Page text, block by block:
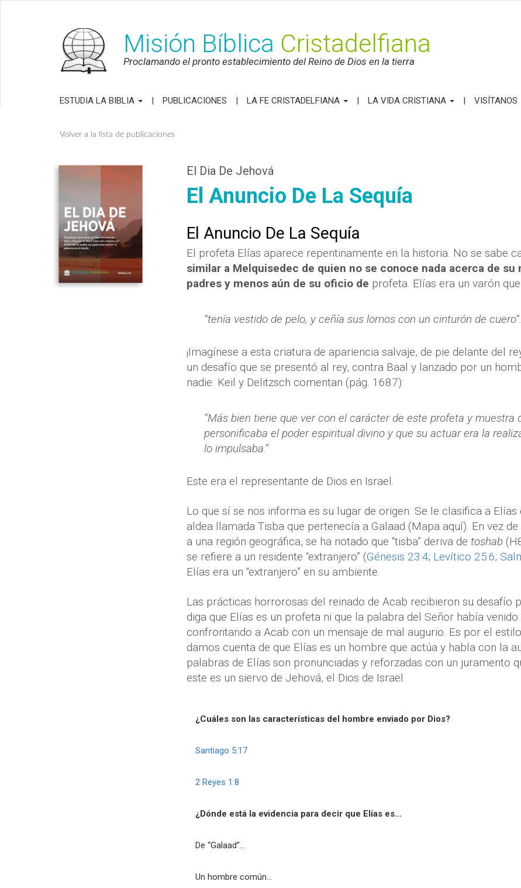
Misión Bíblica Cristadelfiana
Proclamando el pronto establecimiento del Reino de Dios en la tierra
ESTUDIA LA BIBLIA PUBLICACIONES LA FE CRISTADELFIANA LA VIDA CRISTIANA VISÍTANOS
Volver a la lista de publicaciones
El Dia De Jehová
El Anuncio De La Sequía
El Anuncio De La Sequía
El profeta Elías aparece repentinamente en la historia. No se sabe
similar a Melquisedec de quien no se conoce nada acerca de
padres y menos aún de su oficio de profeta. Elías era un varón que
“tenía vestido de pelo, y ceñía sus lomos con un cinturón de
¡Imagínese a esta criatura de apariencia salvaje, de pie delante del
un desafío que se presentó al rey, contra Baal y lanzado por un
nadie. Keil y Delitzsch comentan (pág. 1687):
“Más bien tiene que ver con el carácter de este profeta y muestra
personificaba el poder espiritual divino y que su actuar era la
lo impulsaba.”
Este era el representante de Dios en Israel.
Lo que sí se nos informa es su lugar de origen. Se le clasifica a Elías
aldea llamada Tisba que pertenecía a Galaad (Mapa aquí). En vez de
a una región geográfica, se ha notado que “tisba” deriva de toshab
se refiere a un residente “extranjero” (Génesis 23:4; Levítico 25:6;
Elías era un “extranjero” en su ambiente.
Las prácticas horrorosas del reinado de Acab recibieron su desafío
diga que Elías es un profeta ni que la palabra del Señor había
confrontando a Acab con un mensaje de mal augurio. Es por el
damos cuenta de que Elías es un hombre que actúa y habla con la
palabras de Elías son pronunciadas y reforzadas con un juramento
este es un siervo de Jehová, el Dios de Israel.
¿Cuáles son las características del hombre enviado por Dios?
Santiago 5:17
2 Reyes 1:8
¿Dónde está la evidencia para decir que Elías es…
De “Galaad”…
Un hombre común…